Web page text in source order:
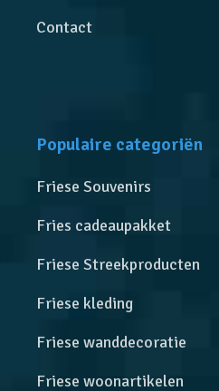
Contact
Populaire categoriën
Friese Souvenirs
Fries cadeaupakket
Friese Streekproducten
Friese kleding
Friese wanddecoratie
Friese woonartikelen